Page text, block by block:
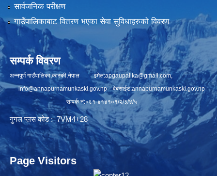
सार्वजनिक परीक्षण
गाउँपालिकाबाट वितरण भएका सेवा सुविधाहरुको विवरण
सम्पर्क विवरण
अन्नपूर्ण गाउँपालिका,कास्की,नेपाल इमेल:apgaupalika@gmail.com,
info@annapurnamunkaski.gov.npवेबसाईट:annapurnamunkaski.gov.np
सम्पर्क नं:०६१-४१४१०१/२/३/४/५
गुगल प्लस कोड : 7VM4+28
Page Visitors